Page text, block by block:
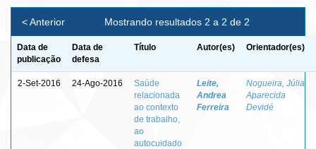
Mostrando resultados 2 a 2 de 2
< Anterior
Data de
publicação
Data de
defesa
Título Autor(es) Orientador(es)
2-Set-2016 24-Ago-2016
Saúde
relacionada
ao contexto
de trabalho,
ao
autocuidado
Leite,
Andrea
Ferreira
Nogueira, Júlia
Aparecida
Devidé